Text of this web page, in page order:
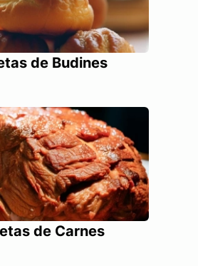
de Budines
de Carnes